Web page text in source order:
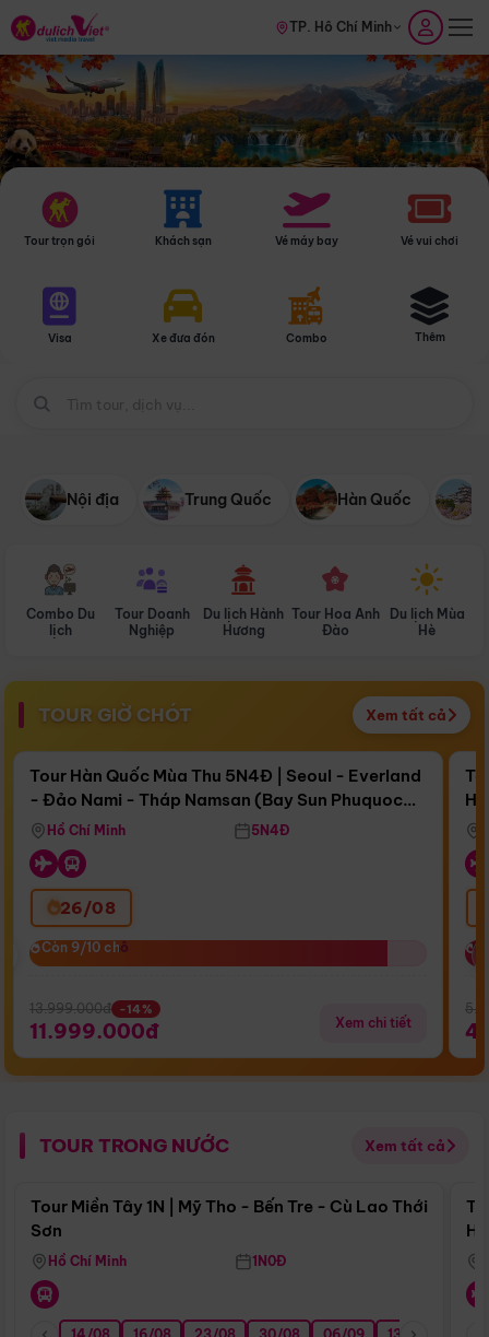
TP. Hồ Chí Minh
Tour trọn gói Khách sạn Vé máy bay Vé vui chơi
Visa Xe đưa đón Combo Thêm
Nội địa Trung Quốc Hàn Quốc
Combo Du
lịch
Tour Doanh
Nghiệp
Du lịch Hành
Hương
Tour Hoa Anh
Đào
Du lịch Mùa
Hè
TOUR GIỜ CHÓT Xem tất cả
Còn17 ngày 12:29:36
Bay Sun Phuquoc Airways
Điểm nổi bật
Tour Hàn Quốc Mùa Thu 5N4Đ | Seoul - Everland
- Đảo Nami - Tháp Namsan (Bay Sun Phuquoc
Airways)
Hồ Chí Minh 5N4Đ
26/08
Còn 9/10 chỗ
Còn 9/10 chỗ
13.999.000đ -14%
11.999.000đ Xem chi tiết
TOUR TRONG NƯỚC Xem tất cả
Điểm nổi bật
Tour Miền Tây 1N | Mỹ Tho - Bến Tre - Cù Lao Thới
Sơn
Hồ Chí Minh 1N0Đ
14/08 16/08 23/08 30/08 06/09 13/09